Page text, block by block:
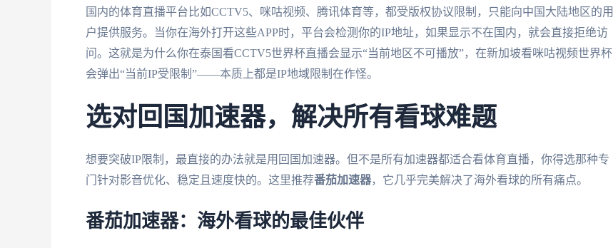
国内的体育直播平台比如CCTV5、咪咕视频、腾讯体育等，都受版权协议限制，只能向中国大陆地区的用
户提供服务。当你在海外打开这些APP时，平台会检测你的IP地址，如果显示不在国内，就会直接拒绝访
问。这就是为什么你在泰国看CCTV5世界杯直播会显示“当前地区不可播放”，在新加坡看咪咕视频世界杯
会弹出“当前IP受限制”——本质上都是IP地域限制在作怪。
选对回国加速器，解决所有看球难题
想要突破IP限制，最直接的办法就是用回国加速器。但不是所有加速器都适合看体育直播，你得选那种专
门针对影音优化、稳定且速度快的。这里推荐番茄加速器，它几乎完美解决了海外看球的所有痛点。
番茄加速器：海外看球的最佳伙伴